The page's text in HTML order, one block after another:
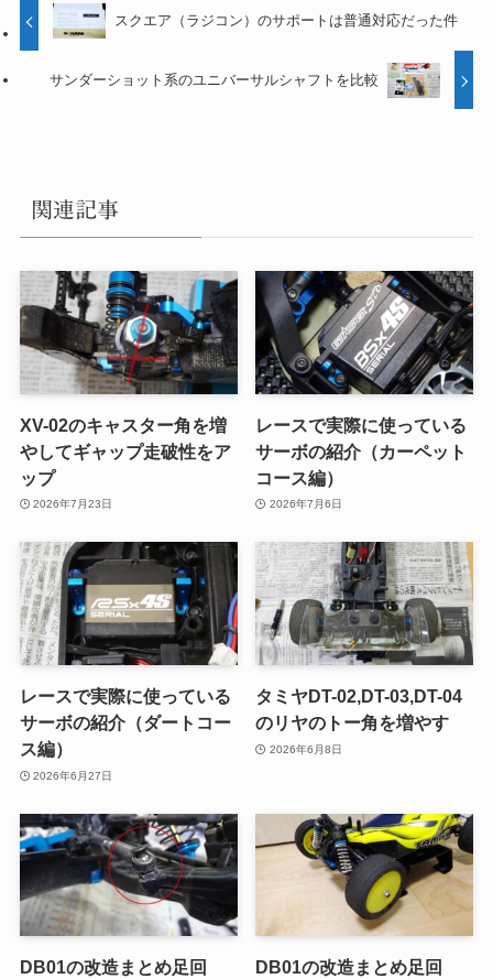
スクエア（ラジコン）のサポートは普通対応だった件
サンダーショット系のユニバーサルシャフトを比較
関連記事
XV-02のキャスター角を増
やしてギャップ走破性をア
ップ
2026年7月23日
レースで実際に使っている
サーボの紹介（カーペット
コース編）
2026年7月6日
レースで実際に使っている
サーボの紹介（ダートコー
ス編）
2026年6月27日
タミヤDT-02,DT-03,DT-04
のリヤのトー角を増やす
2026年6月8日
DB01の改造まとめ足回
DB01の改造まとめ足回